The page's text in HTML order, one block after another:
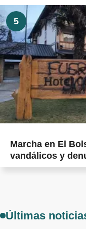
5
Marcha en El
vandálicos y
Últimas